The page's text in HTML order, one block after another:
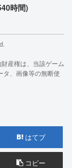
時間)
産権は、当該ゲーム
タ、画像等の無断使
はてブ
コピー